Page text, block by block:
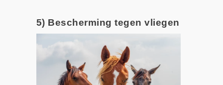
5) Bescherming tegen vliegen